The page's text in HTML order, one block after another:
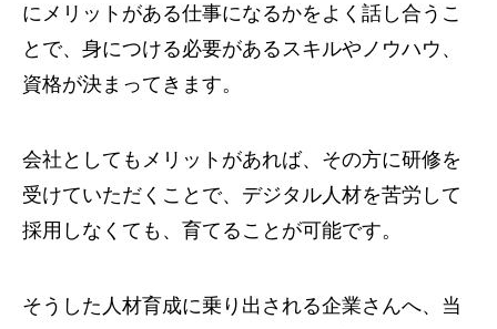
にメリットがある仕事になるかをよく話し合うこ
とで、身につける必要があるスキルやノウハウ、
資格が決まってきます。
会社としてもメリットがあれば、その方に研修を
受けていただくことで、デジタル人材を苦労して
採用しなくても、育てることが可能です。
そうした人材育成に乗り出される企業さんへ、当